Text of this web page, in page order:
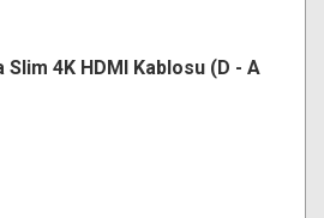
4K HDMI Kablosu (D - A